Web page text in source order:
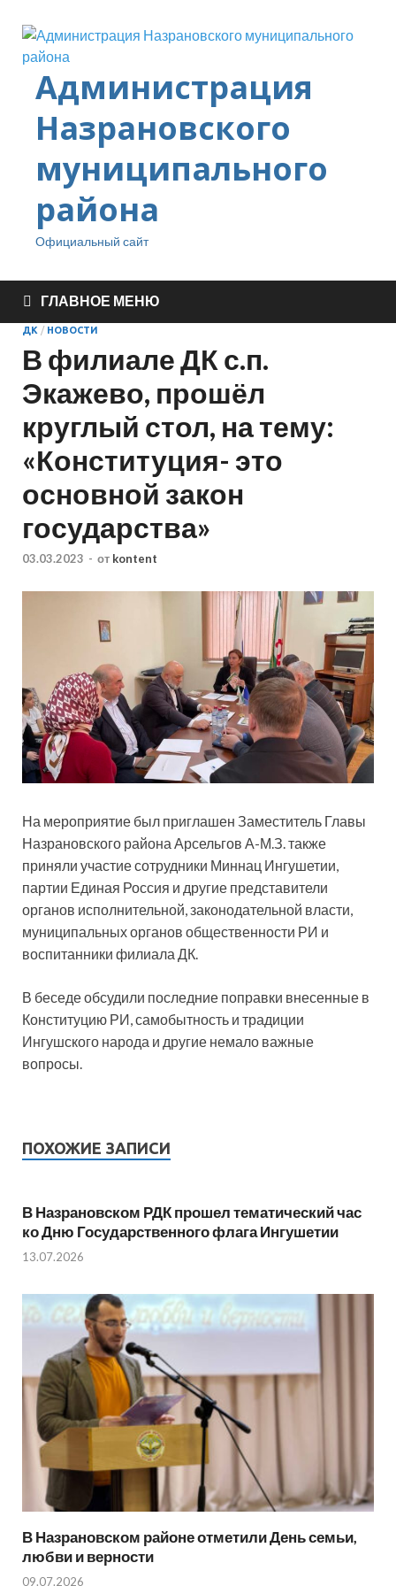
Администрация
Назрановского
муниципального
района
Официальный сайт
ГЛАВНОЕ МЕНЮ
ДК / НОВОСТИ
В филиале ДК с.п.
Экажево, прошёл
круглый стол, на тему:
«Конституция- это
основной закон
государства»
03.03.2023 - от kontent
На мероприятие был приглашен Заместитель Главы
Назрановского района Арсельгов А-М.З. также
приняли участие сотрудники Миннац Ингушетии,
партии Единая Россия и другие представители
органов исполнительной, законодательной власти,
муниципальных органов общественности РИ и
воспитанники филиала ДК.
В беседе обсудили последние поправки внесенные в
Конституцию РИ, самобытность и традиции
Ингушского народа и другие немало важные
вопросы.
ПОХОЖИЕ ЗАПИСИ
В Назрановском РДК прошел тематический час
ко Дню Государственного флага Ингушетии
13.07.2026
В Назрановском районе отметили День семьи,
любви и верности
09.07.2026